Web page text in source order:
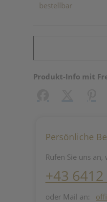
bestellbar
Produkt-Info mit
Persönliche
Rufen Sie uns
+43
oder Mail an: